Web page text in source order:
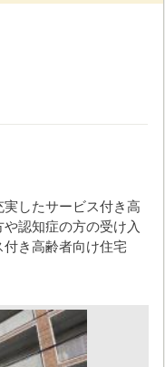
したサービス付き高
認知症の方の受け入
き高齢者向け住宅